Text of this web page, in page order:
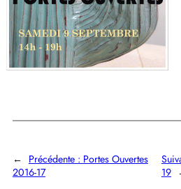
← Précédente : Portes Ouvertes
2016-17
19